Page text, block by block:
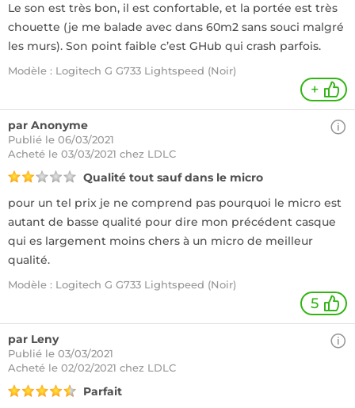
Le son est très bon, il est confortable, et la portée est très
chouette (je me balade avec dans 60m2 sans souci malgré
les murs). Son point faible c’est GHub qui crash parfois.
Modèle : Logitech G G733 Lightspeed (Noir)
+
par Anonyme
Publié le 06/03/2021
Acheté le 03/03/2021 chez LDLC
Qualité tout sauf dans le micro
pour un tel prix je ne comprend pas pourquoi le micro est
autant de basse qualité pour dire mon précédent casque
qui es largement moins chers à un micro de meilleur
qualité.
Modèle : Logitech G G733 Lightspeed (Noir)
5
par Leny
Publié le 03/03/2021
Acheté le 02/02/2021 chez LDLC
Parfait